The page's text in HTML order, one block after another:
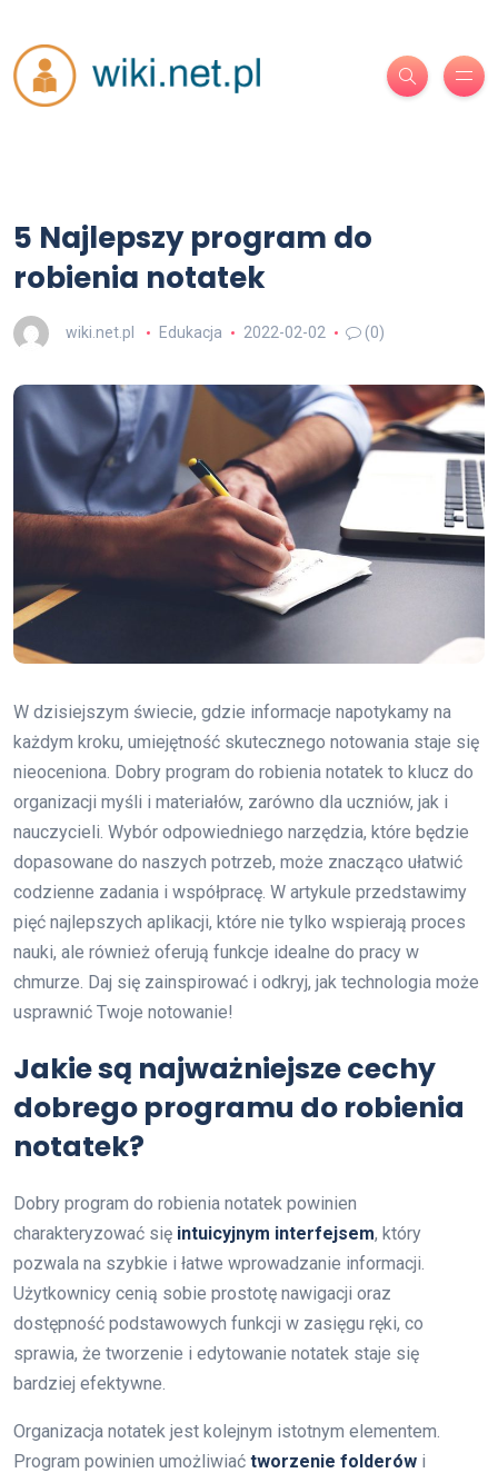
5 Najlepszy program do
robienia notatek
wiki.net.pl Edukacja 2022-02-02 (0)
W dzisiejszym świecie, gdzie informacje napotykamy na
każdym kroku, umiejętność skutecznego notowania staje się
nieoceniona. Dobry program do robienia notatek to klucz do
organizacji myśli i materiałów, zarówno dla uczniów, jak i
nauczycieli. Wybór odpowiedniego narzędzia, które będzie
dopasowane do naszych potrzeb, może znacząco ułatwić
codzienne zadania i współpracę. W artykule przedstawimy
pięć najlepszych aplikacji, które nie tylko wspierają proces
nauki, ale również oferują funkcje idealne do pracy w
chmurze. Daj się zainspirować i odkryj, jak technologia może
usprawnić Twoje notowanie!
Jakie są najważniejsze cechy
dobrego programu do robienia
notatek?
Dobry program do robienia notatek powinien
charakteryzować się intuicyjnym interfejsem, który
pozwala na szybkie i łatwe wprowadzanie informacji.
Użytkownicy cenią sobie prostotę nawigacji oraz
dostępność podstawowych funkcji w zasięgu ręki, co
sprawia, że tworzenie i edytowanie notatek staje się
bardziej efektywne.
Organizacja notatek jest kolejnym istotnym elementem.
Program powinien umożliwiać tworzenie folderów i